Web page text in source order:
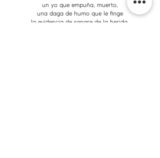
un yo que empuña, muerto,
una daga de humo que le finge
la evidencia de sangre de la herida,